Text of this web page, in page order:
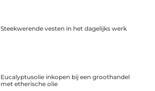
Steekwerende vesten in het dagelijks werk
Eucalyptusolie inkopen bij een groothandel
met etherische olie